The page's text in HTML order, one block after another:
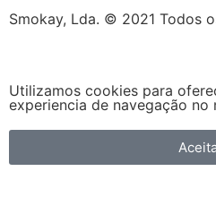
Smokay, Lda. © 2021 Todos
Utilizamos cookies para
experiencia de navegação no